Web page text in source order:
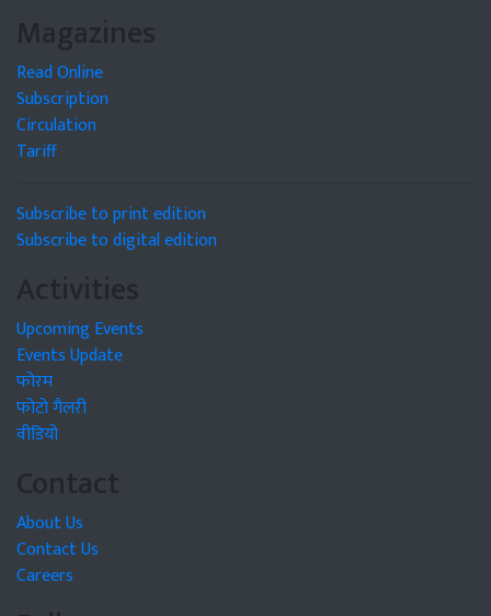
Magazines
Read Online
Subscription
Circulation
Tariff
Subscribe to print edition
Subscribe to digital edition
Activities
Upcoming Events
Events Update
फोरम
फोटो गैलरी
वीडियो
Contact
About Us
Contact Us
Careers